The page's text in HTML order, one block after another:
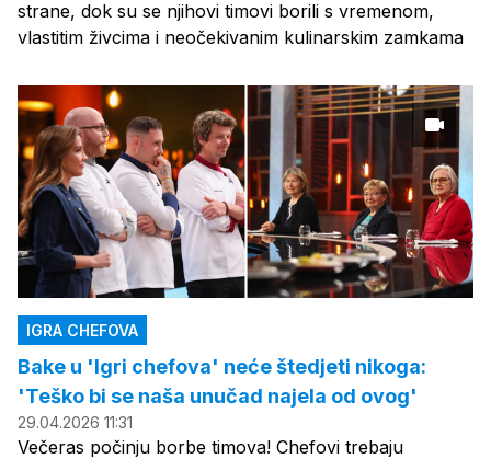
strane, dok su se njihovi timovi borili s vremenom,
vlastitim živcima i neočekivanim kulinarskim zamkama
IGRA CHEFOVA
Bake u 'Igri chefova' neće štedjeti nikoga:
'Teško bi se naša unučad najela od ovog'
29.04.2026 11:31
Večeras počinju borbe timova! Chefovi trebaju